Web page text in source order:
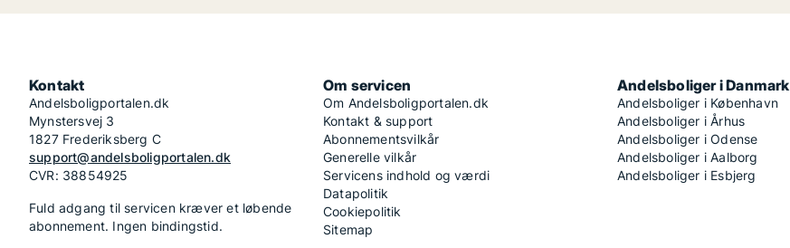
Kontakt
Andelsboligportalen.dk
Mynstersvej 3
1827 Frederiksberg C
support@andelsboligportalen.dk
CVR: 38854925
Fuld adgang til servicen kræver et løbende
abonnement. Ingen bindingstid.
Om servicen
Om Andelsboligportalen.dk
Kontakt & support
Abonnementsvilkår
Generelle vilkår
Servicens indhold og værdi
Datapolitik
Cookiepolitik
Sitemap
Andelsboliger i Danmark
Andelsboliger i København
Andelsboliger i Århus
Andelsboliger i Odense
Andelsboliger i Aalborg
Andelsboliger i Esbjerg